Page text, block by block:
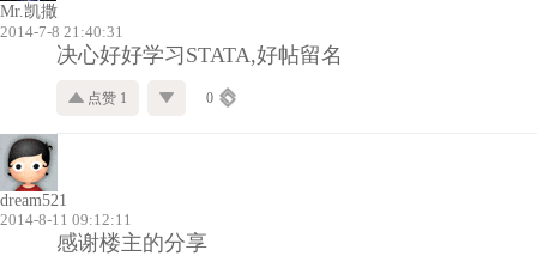
Mr.凯撒
2014-7-8 21:40:31
决心好好学习STATA,好帖留名
点赞 1 0
dream521
2014-8-11 09:12:11
感谢楼主的分享